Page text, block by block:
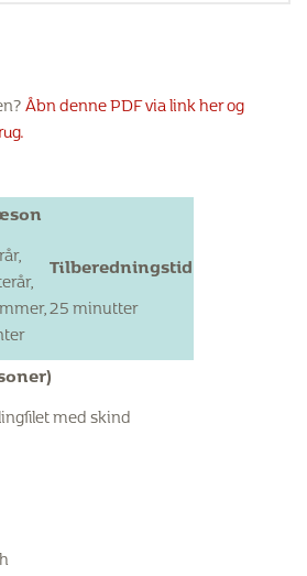
Åbn denne PDF via link her og
Tilberedningstid
25 minutter
med skind